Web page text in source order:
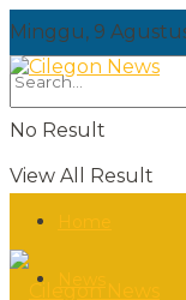
Minggu, 9
No Result
View All Result